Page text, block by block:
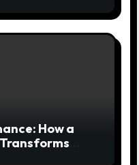
How a